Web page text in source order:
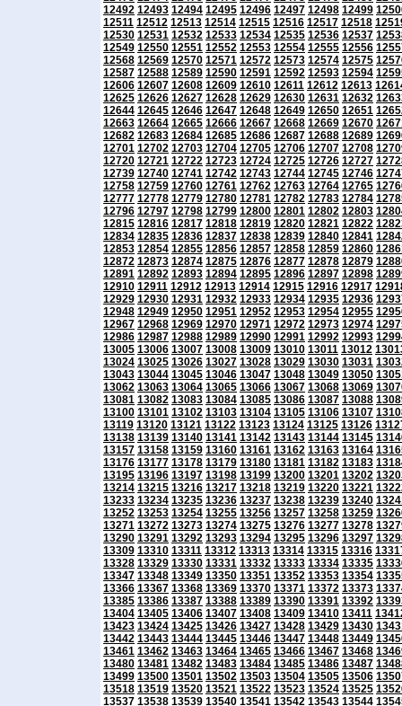
12492 12493 12494 12495 12496 12497 12498 12499
12511 12512 12513 12514 12515 12516 12517 12518
12530 12531 12532 12533 12534 12535 12536 12537
12549 12550 12551 12552 12553 12554 12555 12556
12568 12569 12570 12571 12572 12573 12574 12575
12587 12588 12589 12590 12591 12592 12593 12594
12606 12607 12608 12609 12610 12611 12612 12613
12625 12626 12627 12628 12629 12630 12631 12632
12644 12645 12646 12647 12648 12649 12650 12651
12663 12664 12665 12666 12667 12668 12669 12670
12682 12683 12684 12685 12686 12687 12688 12689
12701 12702 12703 12704 12705 12706 12707 12708
12720 12721 12722 12723 12724 12725 12726 12727
12739 12740 12741 12742 12743 12744 12745 12746
12758 12759 12760 12761 12762 12763 12764 12765
12777 12778 12779 12780 12781 12782 12783 12784
12796 12797 12798 12799 12800 12801 12802 12803
12815 12816 12817 12818 12819 12820 12821 12822
12834 12835 12836 12837 12838 12839 12840 12841
12853 12854 12855 12856 12857 12858 12859 12860
12872 12873 12874 12875 12876 12877 12878 12879
12891 12892 12893 12894 12895 12896 12897 12898
12910 12911 12912 12913 12914 12915 12916 12917
12929 12930 12931 12932 12933 12934 12935 12936
12948 12949 12950 12951 12952 12953 12954 12955
12967 12968 12969 12970 12971 12972 12973 12974
12986 12987 12988 12989 12990 12991 12992 12993
13005 13006 13007 13008 13009 13010 13011 13012
13024 13025 13026 13027 13028 13029 13030 13031
13043 13044 13045 13046 13047 13048 13049 13050
13062 13063 13064 13065 13066 13067 13068 13069
13081 13082 13083 13084 13085 13086 13087 13088
13100 13101 13102 13103 13104 13105 13106 13107
13119 13120 13121 13122 13123 13124 13125 13126
13138 13139 13140 13141 13142 13143 13144 13145
13157 13158 13159 13160 13161 13162 13163 13164
13176 13177 13178 13179 13180 13181 13182 13183
13195 13196 13197 13198 13199 13200 13201 13202
13214 13215 13216 13217 13218 13219 13220 13221
13233 13234 13235 13236 13237 13238 13239 13240
13252 13253 13254 13255 13256 13257 13258 13259
13271 13272 13273 13274 13275 13276 13277 13278
13290 13291 13292 13293 13294 13295 13296 13297
13309 13310 13311 13312 13313 13314 13315 13316
13328 13329 13330 13331 13332 13333 13334 13335
13347 13348 13349 13350 13351 13352 13353 13354
13366 13367 13368 13369 13370 13371 13372 13373
13385 13386 13387 13388 13389 13390 13391 13392
13404 13405 13406 13407 13408 13409 13410 13411
13423 13424 13425 13426 13427 13428 13429 13430
13442 13443 13444 13445 13446 13447 13448 13449
13461 13462 13463 13464 13465 13466 13467 13468
13480 13481 13482 13483 13484 13485 13486 13487
13499 13500 13501 13502 13503 13504 13505 13506
13518 13519 13520 13521 13522 13523 13524 13525
13537 13538 13539 13540 13541 13542 13543 13544